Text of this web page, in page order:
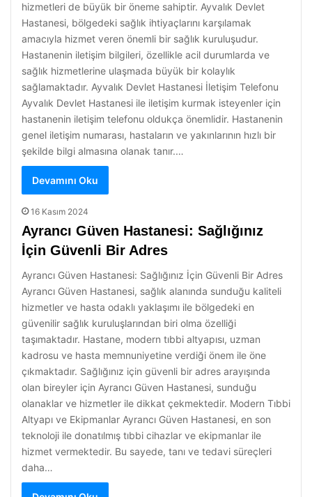
hizmetleri de büyük bir öneme sahiptir. Ayvalık Devlet
Hastanesi, bölgedeki sağlık ihtiyaçlarını karşılamak
amacıyla hizmet veren önemli bir sağlık kuruluşudur.
Hastanenin iletişim bilgileri, özellikle acil durumlarda ve
sağlık hizmetlerine ulaşmada büyük bir kolaylık
sağlamaktadır. Ayvalık Devlet Hastanesi İletişim Telefonu
Ayvalık Devlet Hastanesi ile iletişim kurmak isteyenler için
hastanenin iletişim telefonu oldukça önemlidir. Hastanenin
genel iletişim numarası, hastaların ve yakınlarının hızlı bir
şekilde bilgi almasına olanak tanır.…
Devamını Oku
16 Kasım 2024
Ayrancı Güven Hastanesi: Sağlığınız
İçin Güvenli Bir Adres
Ayrancı Güven Hastanesi: Sağlığınız İçin Güvenli Bir Adres
Ayrancı Güven Hastanesi, sağlık alanında sunduğu kaliteli
hizmetler ve hasta odaklı yaklaşımı ile bölgedeki en
güvenilir sağlık kuruluşlarından biri olma özelliği
taşımaktadır. Hastane, modern tıbbi altyapısı, uzman
kadrosu ve hasta memnuniyetine verdiği önem ile öne
çıkmaktadır. Sağlığınız için güvenli bir adres arayışında
olan bireyler için Ayrancı Güven Hastanesi, sunduğu
olanaklar ve hizmetler ile dikkat çekmektedir. Modern Tıbbi
Altyapı ve Ekipmanlar Ayrancı Güven Hastanesi, en son
teknoloji ile donatılmış tıbbi cihazlar ve ekipmanlar ile
hizmet vermektedir. Bu sayede, tanı ve tedavi süreçleri
daha…